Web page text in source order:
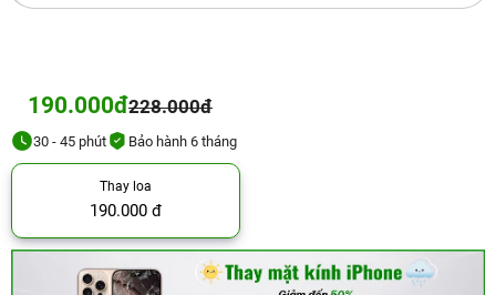
190.000đ228.000đ
30 - 45 phút Bảo hành 6 tháng
Thay loa
190.000 đ